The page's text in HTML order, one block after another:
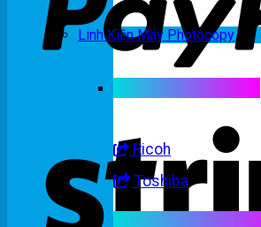
Linh Kiện Máy Photocopy
Ricoh
Toshiba